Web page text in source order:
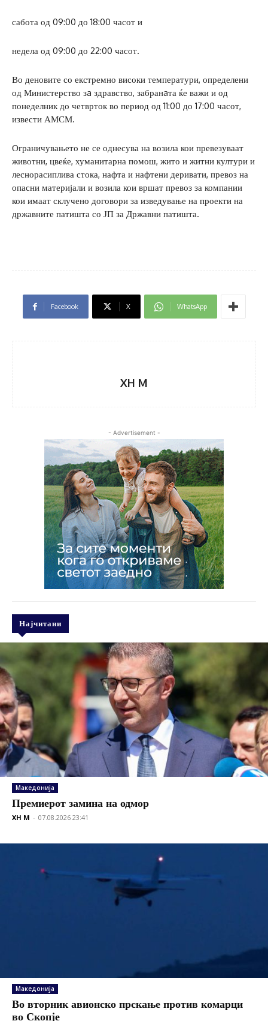
сабота од 09:00 до 18:00 часот и
недела од 09:00 до 22:00 часот.
Во деновите со екстремно високи температури, определени
од Министерство зa здравство, забранaта ќе важи и од
понеделник до четврток во период од 11:00 до 17:00 часот,
извести АМСМ.
Ограничувањето не се однесува на возила кои превезуваат
животни, цвеќе, хуманитарна помош, жито и житни култури и
леснорасиплива стока, нафта и нафтени деривати, превоз на
опасни материјали и возила кои вршат превоз за компании
кои имаат склучено договори за изведување на проекти на
државните патишта со ЈП за Државни патишта.
Facebook X WhatsApp
XH M
- Advertisement -
Најчитани
Македонија
Премиерот замина на одмор
XH M - 07.08.2026 23:41
Македонија
Во вторник авионско прскање против комарци
во Скопје